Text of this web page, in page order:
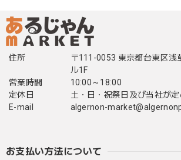
住所
〒111-0053 東京都台東区浅
ル1F
営業時間
10:00～18:00
定休日
土・日・祝祭日及び当社が定
E-mail
algernon-
お支払い方法について